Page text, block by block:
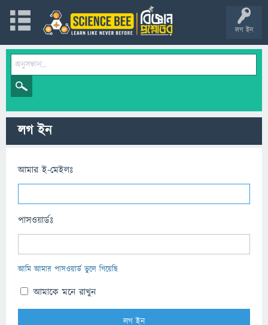
লগ ইন
লগ ইন
আমার ই-মেইলঃ
পাসওয়ার্ডঃ
আমি আমার পাসওয়ার্ড ভুলে গিয়েছি
আমাকে মনে রাখুন